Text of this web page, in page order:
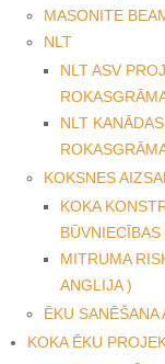
MASONITE
NLT
NLT ASV
NLT
KOKSNES
KOKA
BŪVNIECĪBAS
MITRUMA
ANGLIJA )
ĒKU
KOKA ĒKU